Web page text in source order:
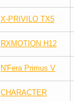
X-PRIVILO TX5
RXMOTION H12
N'Fera Primus V
CHARACTER